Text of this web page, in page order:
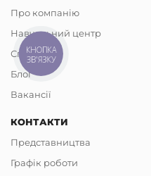
Про компанію
Навчальний центр
Співпраця
Блог
Вакансії
КОНТАКТИ
Представництва
Графік роботи
КНОПКА
ЗВ'ЯЗКУ